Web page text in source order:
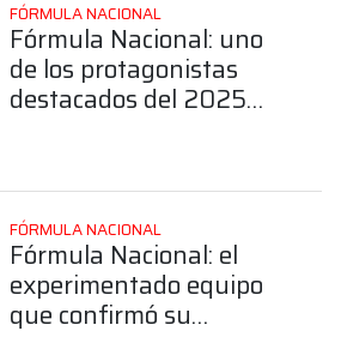
FÓRMULA NACIONAL
Fórmula Nacional: uno
de los protagonistas
destacados del 2025
FÓRMULA NACIONAL
Fórmula Nacional: el
experimentado equipo
que confirmó su